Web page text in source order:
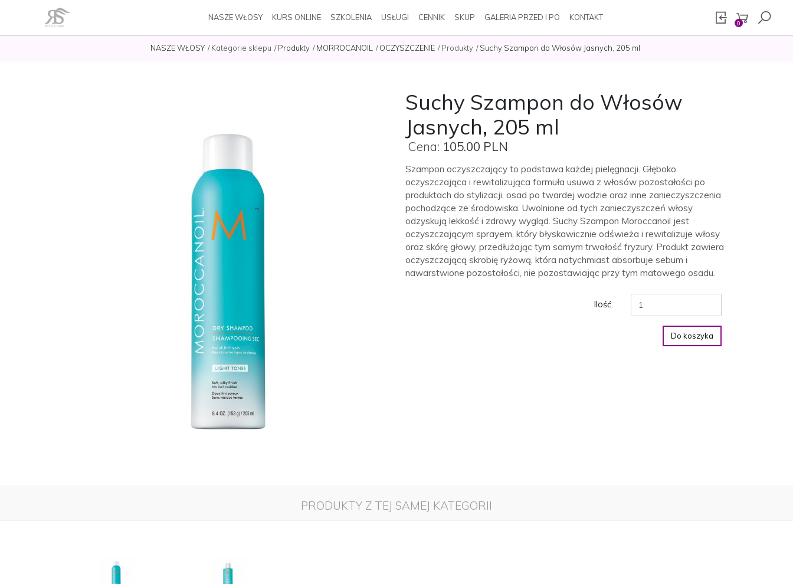
NASZE WŁOSY KURS ONLINE SZKOLENIA USŁUGI CENNIK SKUP GALERIA PRZED I PO KONTAKT
0
NASZE WŁOSY Kategorie sklepu Produkty MORROCANOIL OCZYSZCZENIE Produkty Suchy Szampon do Włosów Jasnych, 205 ml
Suchy Szampon do Włosów
Jasnych, 205 ml
Cena: 105.00 PLN
Szampon oczyszczający to podstawa każdej pielęgnacji. Głęboko
oczyszczająca i rewitalizująca formuła usuwa z włosów pozostałości po
produktach do stylizacji, osad po twardej wodzie oraz inne zanieczyszczenia
pochodzące ze środowiska. Uwolnione od tych zanieczyszczeń włosy
odzyskują lekkość i zdrowy wygląd. Suchy Szampon Moroccanoil jest
oczyszczającym sprayem, który błyskawicznie odświeża i rewitalizuje włosy
oraz skórę głowy, przedłużając tym samym trwałość fryzury. Produkt zawiera
oczyszczającą skrobię ryżową, która natychmiast absorbuje sebum i
nawarstwione pozostałości, nie pozostawiając przy tym matowego osadu.
Ilość:
Do koszyka
PRODUKTY Z TEJ SAMEJ KATEGORII